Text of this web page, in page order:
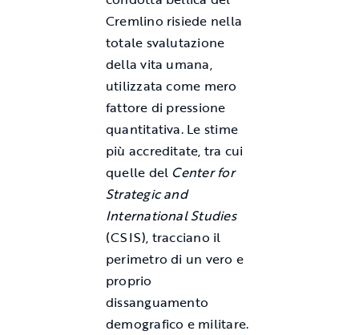
Cremlino risiede nella
totale svalutazione
della vita umana,
utilizzata come mero
fattore di pressione
quantitativa. Le stime
più accreditate, tra cui
quelle del Center for
Strategic and
International Studies
(CSIS), tracciano il
perimetro di un vero e
proprio
dissanguamento
demografico e militare.